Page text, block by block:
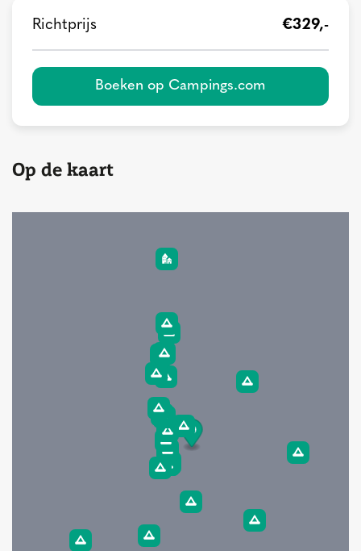
Richtprijs €329,-
Boeken op Campings.com
Op de kaart